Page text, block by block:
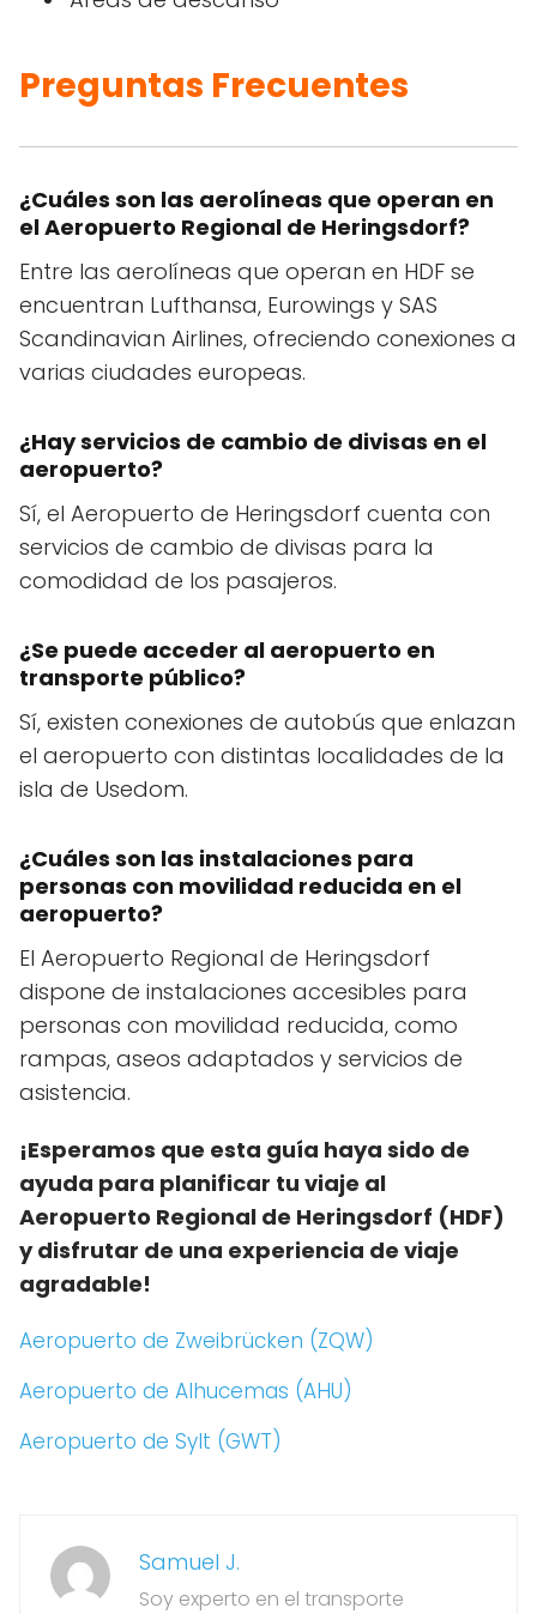
Preguntas Frecuentes
¿Cuáles son las aerolíneas que operan en
el Aeropuerto Regional de Heringsdorf?
Entre las aerolíneas que operan en HDF se
encuentran Lufthansa, Eurowings y SAS
Scandinavian Airlines, ofreciendo conexiones a
varias ciudades europeas.
¿Hay servicios de cambio de divisas en el
aeropuerto?
Sí, el Aeropuerto de Heringsdorf cuenta con
servicios de cambio de divisas para la
comodidad de los pasajeros.
¿Se puede acceder al aeropuerto en
transporte público?
Sí, existen conexiones de autobús que enlazan
el aeropuerto con distintas localidades de la
isla de Usedom.
¿Cuáles son las instalaciones para
personas con movilidad reducida en el
aeropuerto?
El Aeropuerto Regional de Heringsdorf
dispone de instalaciones accesibles para
personas con movilidad reducida, como
rampas, aseos adaptados y servicios de
asistencia.
¡Esperamos que esta guía haya sido de
ayuda para planificar tu viaje al
Aeropuerto Regional de Heringsdorf (HDF)
y disfrutar de una experiencia de viaje
agradable!
Aeropuerto de Zweibrücken (ZQW)
Aeropuerto de Alhucemas (AHU)
Aeropuerto de Sylt (GWT)
Samuel J.
Soy experto en el transporte